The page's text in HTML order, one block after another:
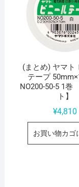
(まとめ) ヤマト
テープ
NO200-50-5 1巻
ト】
¥4,810
お買い物カゴ